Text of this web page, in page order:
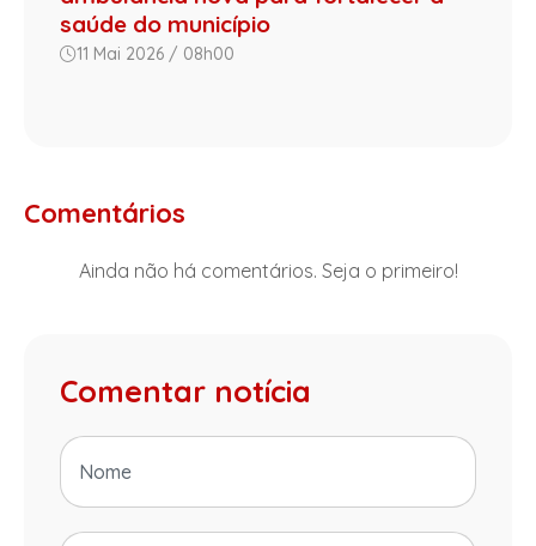
saúde do município
11 Mai 2026 / 08h00
Comentários
Ainda não há comentários. Seja o primeiro!
Comentar notícia